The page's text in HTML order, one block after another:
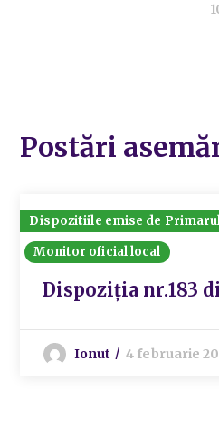
Postări
Dispozitiile emise de
Monitor oficial local
Dispoziția nr.183
Ionut 4 februarie